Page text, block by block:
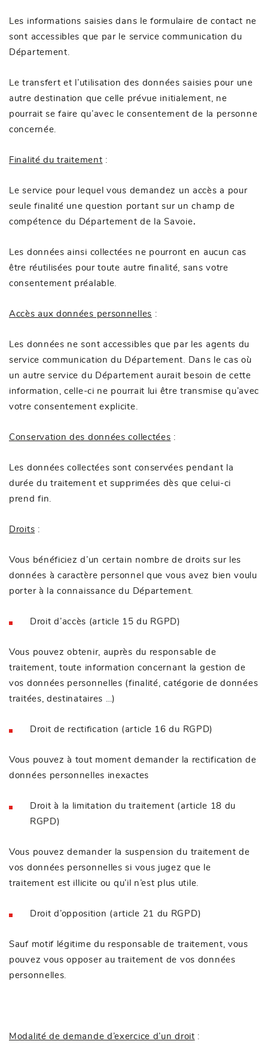
Les informations saisies dans le formulaire de contact ne
sont accessibles que par le service communication du
Département.
Le transfert et l’utilisation des données saisies pour une
autre destination que celle prévue initialement, ne
pourrait se faire qu’avec le consentement de la personne
concernée.
Finalité du traitement :
Le service pour lequel vous demandez un accès a pour
seule finalité une question portant sur un champ de
compétence du Département de la Savoie.
Les données ainsi collectées ne pourront en aucun cas
être réutilisées pour toute autre finalité, sans votre
consentement préalable.
Accès aux données personnelles :
Les données ne sont accessibles que par les agents du
service communication du Département. Dans le cas où
un autre service du Département aurait besoin de cette
information, celle-ci ne pourrait lui être transmise qu’avec
votre consentement explicite.
Conservation des données collectées :
Les données collectées sont conservées pendant la
durée du traitement et supprimées dès que celui-ci
prend fin.
Droits :
Vous bénéficiez d’un certain nombre de droits sur les
données à caractère personnel que vous avez bien voulu
porter à la connaissance du Département.
Droit d’accès (article 15 du RGPD)
Vous pouvez obtenir, auprès du responsable de
traitement, toute information concernant la gestion de
vos données personnelles (finalité, catégorie de données
traitées, destinataires …)
Droit de rectification (article 16 du RGPD)
Vous pouvez à tout moment demander la rectification de
données personnelles inexactes
Droit à la limitation du traitement (article 18 du
RGPD)
Vous pouvez demander la suspension du traitement de
vos données personnelles si vous jugez que le
traitement est illicite ou qu’il n’est plus utile.
Droit d’opposition (article 21 du RGPD)
Sauf motif légitime du responsable de traitement, vous
pouvez vous opposer au traitement de vos données
personnelles.
Modalité de demande d’exercice d’un droit :